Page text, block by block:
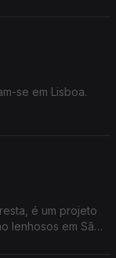
se em Lisboa.
é um projeto
lenhosos em São